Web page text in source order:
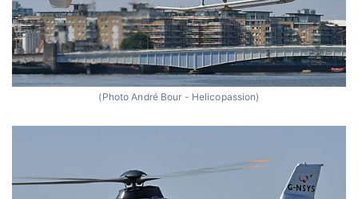
(Photo André Bour - Helicopassion)